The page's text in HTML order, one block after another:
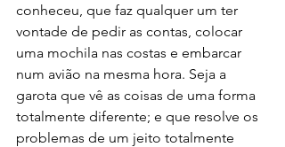
conheceu, que faz qualquer um ter
vontade de pedir as contas, colocar
uma mochila nas costas e embarcar
num avião na mesma hora. Seja a
garota que vê as coisas de uma forma
totalmente diferente; e que resolve os
problemas de um jeito totalmente